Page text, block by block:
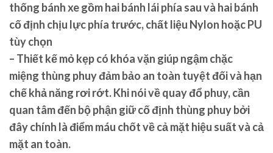
thống bánh xe gồm hai bánh lái phía sau và hai bánh
cố định chịu lực phía trước, chất liệu Nylon hoặc PU
tùy chọn
– Thiết kế mỏ kẹp có khóa vặn giúp ngậm chặc
miệng thùng phuy đảm bảo an toàn tuyệt đối và hạn
chế khả năng rơi rớt. Khi nói về quay đổ phuy, cần
quan tâm đến bộ phận giữ cố định thùng phuy bởi
đây chính là điểm máu chốt về cả mặt hiệu suất và cả
mặt an toàn.